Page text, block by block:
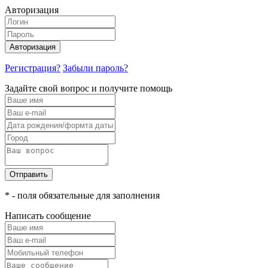
Авторизация
Авторизация
Регистрация? Забыли пароль?
Задайте свой вопрос и получите помощь
Отправить
* - поля обязательные для заполнения
Написать сообщение